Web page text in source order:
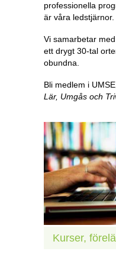
professionella
är våra ledstjärnor.
Vi samarbetar
ett drygt 30-tal
obundna.
Bli medlem i
Lär, Umgås och
Kurser,